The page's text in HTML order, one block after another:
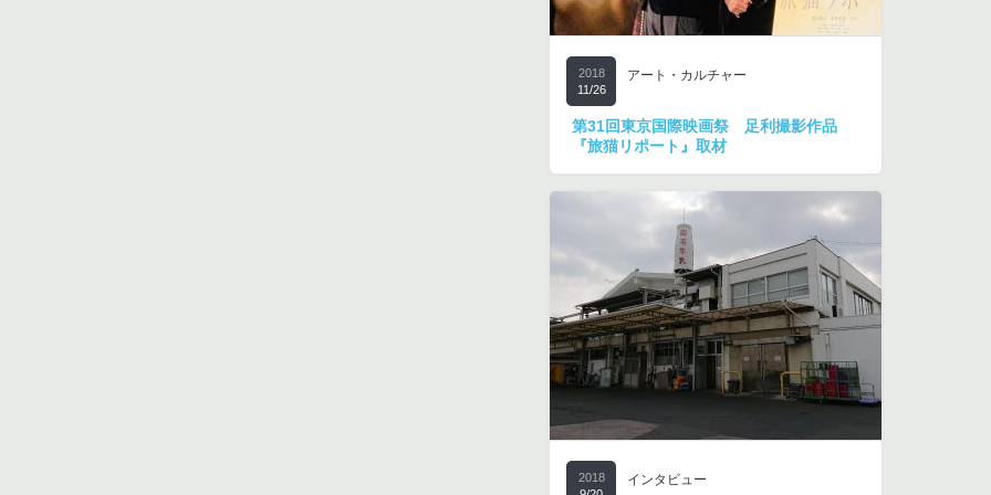
2018
11/26
アート・カルチャー
第31回東京国際映画祭 足利撮影作品
『旅猫リポート』取材
2018
インタビュー